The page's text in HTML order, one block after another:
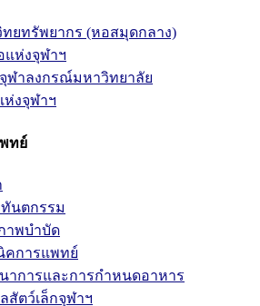
ยทรัพยากร (หอสมุดกลาง)
ห่งจุฬาฯ
ฬาลงกรณ์มหาวิทยาลัย
งจุฬาฯ
ทย์
นตกรรม
าพบำบัด
คการแพทย์
าการและการกำหนดอาหาร
สัตว์เล็กจุฬาฯ